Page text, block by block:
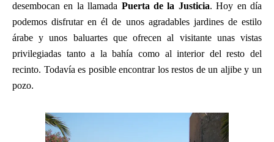
desembocan en la llamada Puerta de la Justicia. Hoy en día
podemos disfrutar en él de unos agradables jardines de estilo
árabe y unos baluartes que ofrecen al visitante unas vistas
privilegiadas tanto a la bahía como al interior del resto del
recinto. Todavía es posible encontrar los restos de un aljibe y un
pozo.